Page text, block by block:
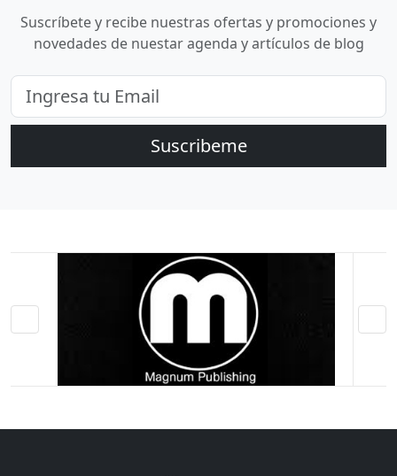
Suscríbete y recibe nuestras ofertas y promociones y
novedades de nuestar agenda y artículos de blog
Suscribeme